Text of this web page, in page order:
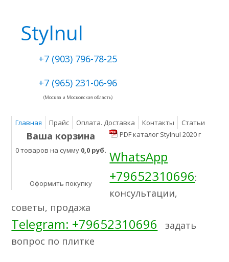
Stylnul
+7 (903) 796-78-25
+7 (965) 231-06-96
(Москва и Московская область)
Главная Прайс Оплата. Доставка Контакты Статьи
Ваша корзина
0 товаров на сумму 0,0 руб.
Оформить покупку
PDF каталог Stylnul 2020 г
WhatsApp
+79652310696:
консультации,
советы, продажа
Telegram: +79652310696
задать
вопрос по плитке